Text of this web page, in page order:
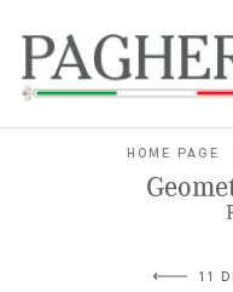
HOME PAGE
11